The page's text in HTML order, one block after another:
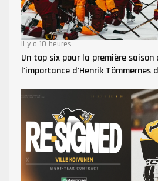
Il y a 10 heures
Un top six pour la première
l'importance d'Henrik Tömmernes